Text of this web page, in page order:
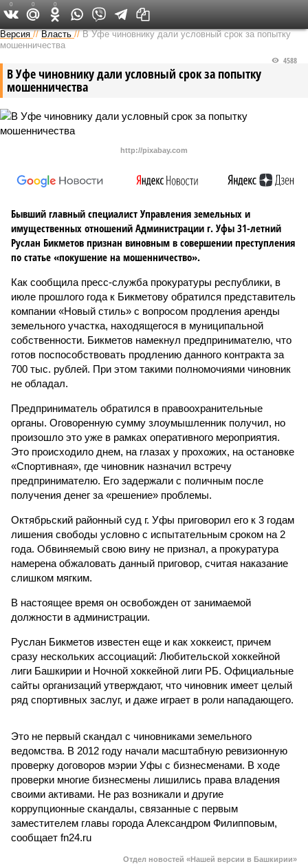
Версия в Башкирии
Версия //Власть //В Уфе чиновнику дали условный срок за попытку
мошенничества
В Уфе чиновнику дали условный срок за попытку
мошенничества
4588
http://pixabay.com
Бывший главный специалист Управления земельных и
имущественных отношений Администрации г. Уфы 31-летний
Руслан Бикметов признан виновным в совершении преступления
по статье «покушение на мошенничество».
Как сообщила пресс-служба прокуратуры республики, в
июле прошлого года к Бикметову обратился представитель
компании «Новый стиль» с вопросом продления аренды
земельного участка, находящегося в муниципальной
собственности. Бикметов намекнул предпринимателю, что
готов поспособствовать продлению данного контракта за
700 тыс. рублей. При этом такими полномочиями чиновник
не обладал.
Предприниматель обратился в правоохранительные
органы. Оговоренную сумму злоумышленник получил, но
произошло это уже в рамках оперативного мероприятия.
Это происходило днем, на глазах у прохожих, на остановке
«Спортивная», где чиновник назначил встречу
предпринимателю. Его задержали с поличным после
получения денег за «решение» проблемы.
Октябрьский районный суд г. Уфы приговорил его к 3 годам
лишения свободы условно с испытательным сроком на 2
года. Обвиняемый свою вину не признал, а прокуратура
намерена обжаловать данный приговор, считая наказание
слишком мягким.
В настоящее время он освобожден от занимаемой
должности в администрации.
Руслан Бикметов известен еще и как хоккеист, причем
сразу нескольких ассоциаций: Любительской хоккейной
лиги Башкирии и Ночной хоккейной лиги РБ. Официальные
сайты организаций утверждают, что чиновник имеет целый
ряд спортивных заслуг, и даже играет в роли нападающего.
Это не первый скандал с чиновниками земельного
ведомства. В 2012 году начали масштабную ревизионную
проверку договоров мэрии Уфы с бизнесменами. В ходе
проверки многие бизнесмены лишились права владения
своими активами. Не раз возникали и другие
коррупционные скандалы, связанные с первым
заместителем главы города Александром Филипповым,
сообщает fn24.ru
0 0 0
Отдел новостей «Нашей версии в Башкирии»